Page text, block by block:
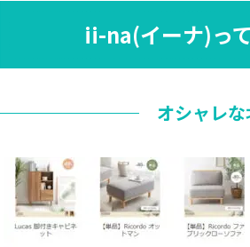
ii-na(イーナ)っ
オシャレ